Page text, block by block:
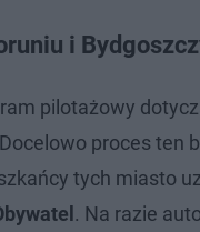
i
pilotażowy
proces ten
tych miasto
. Na razie